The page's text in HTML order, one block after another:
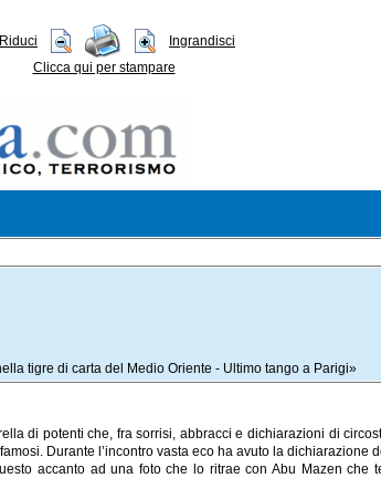
Riduci
Ingrandisci
Clicca qui per stampare
tigre di carta del Medio Oriente - Ultimo tango a Parigi»
di potenti che, fra sorrisi, abbracci e dichiarazioni di
Durante l’incontro vasta eco ha avuto la
accanto ad una foto che lo ritrae con Abu Mazen che